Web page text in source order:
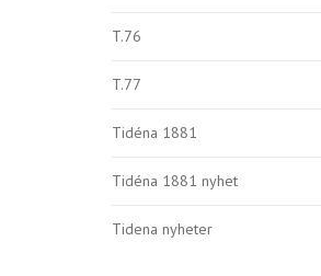
T.76
T.77
Tidéna 1881
Tidéna 1881 nyhet
Tidena nyheter